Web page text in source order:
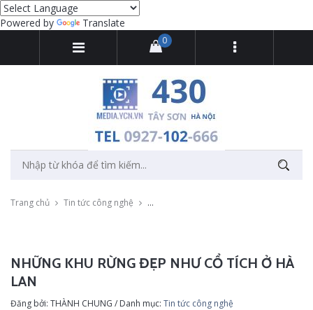
Powered by Translate
0
Trang chủ Tin tức công nghệ Những khu rừng đẹp như cổ tích ở Hà Lan
NHỮNG KHU RỪNG ĐẸP NHƯ CỔ TÍCH Ở HÀ
LAN
Đăng bởi: THÀNH CHUNG / Danh mục: Tin tức công nghệ